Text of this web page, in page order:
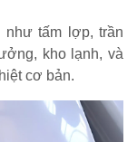
như tấm lợp, trần
kho lạnh, và
cơ bản.